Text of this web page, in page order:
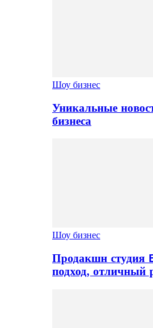
Шоу бизнес
Уникальные
бизнеса
Шоу бизнес
Продакшн студия
подход, отличный